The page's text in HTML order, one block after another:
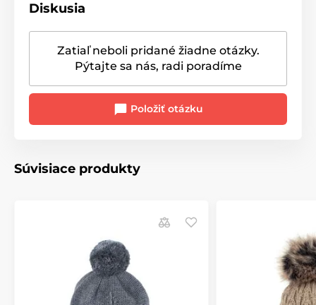
Diskusia
Zatiaľ neboli pridané žiadne otázky.
Pýtajte sa nás, radi poradíme
Položiť otázku
Súvisiace produkty